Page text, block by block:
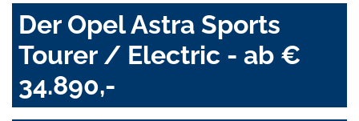
Der Opel Astra Sports
Tourer / Electric - ab €
34.890,-